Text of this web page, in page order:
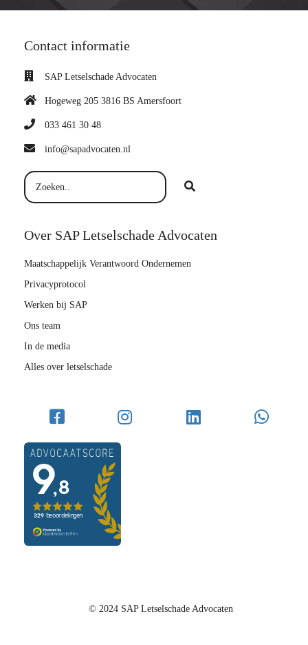
Contact informatie
SAP Letselschade Advocaten
Hogeweg 205 3816 BS Amersfoort
033 461 30 48
info@sapadvocaten.nl
Over SAP Letselschade Advocaten
Maatschappelijk Verantwoord Ondernemen
Privacyprotocol
Werken bij SAP
Ons team
In de media
Alles over letselschade
© 2024 SAP Letselschade Advocaten